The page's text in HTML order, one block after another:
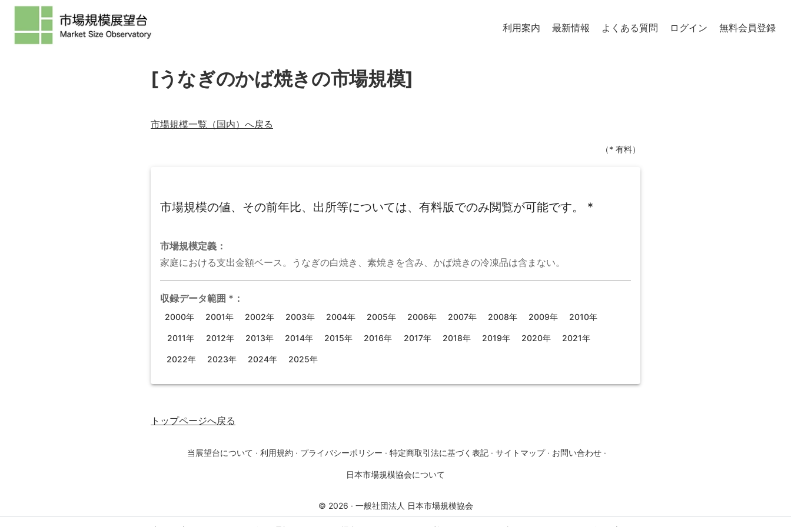
利用案内 最新情報 よくある質問 ログイン 無料会員登録
[うなぎのかば焼きの市場規模]
市場規模一覧（国内）へ戻る
（* 有料）
市場規模の値、その前年比、出所等については、有料版でのみ閲覧が可能です。 *
市場規模定義：
家庭における支出金額ベース。うなぎの白焼き、素焼きを含み、かば焼きの冷凍品は含まない。
収録データ範囲 * ：
2000年 2001年 2002年 2003年 2004年 2005年 2006年 2007年 2008年 2009年 2010年
2011年 2012年 2013年 2014年 2015年 2016年 2017年 2018年 2019年 2020年 2021年
2022年 2023年 2024年 2025年
トップページへ戻る
当展望台について · 利用規約 · プライバシーポリシー · 特定商取引法に基づく表記 · サイトマップ · お問い合わせ ·
日本市場規模協会について
© 2026 · 一般社団法人 日本市場規模協会